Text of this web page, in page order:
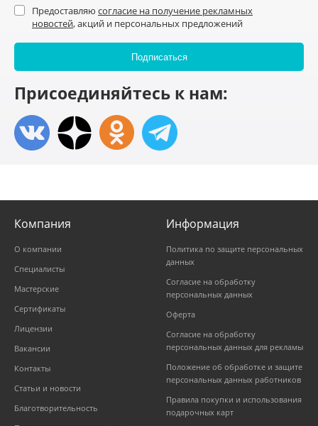
Предоставляю согласие на получение рекламных
новостей, акций и персональных предложений
Присоединяйтесь к нам:
Компания
О компании
Специалисты
Мастерские
Сертификаты
Лицензии
Вакансии
Контакты
Статьи и новости
Благотворительность
Информация
Политика по защите персональных
данных
Согласие на обработку
персональных данных
Оферта
Согласие на обработку
персональных данных для рекламы
Положение об обработке и защите
персональных данных работников
Правила покупки и использования
подарочных карт